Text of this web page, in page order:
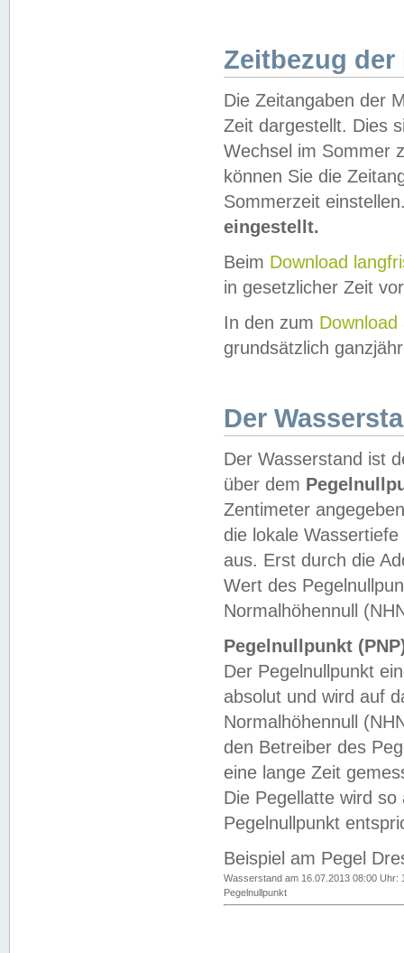
Zeitbezug der
Die Zeitangaben der
Zeit dargestellt. Dies
Wechsel im Sommer
können Sie die
Sommerzeit
eingestellt.
Beim Download
in gesetzlicher Zeit
In den zum Download
grundsätzlich
Der
Der Wasserstand ist
über dem
Zentimeter
die lokale
aus. Erst durch die
Wert des
Normalhöhennull
Pegelnullpunkt
Der Pegelnullpunkt
absolut und wird auf
Normalhöhennull
den Betreiber des
eine lange Zeit
Die Pegellatte wird
Pegelnullpunkt
Beispiel am Pegel
Wasserstand am 16.07.2013 08:00 Uhr:
Pegelnullpunkt